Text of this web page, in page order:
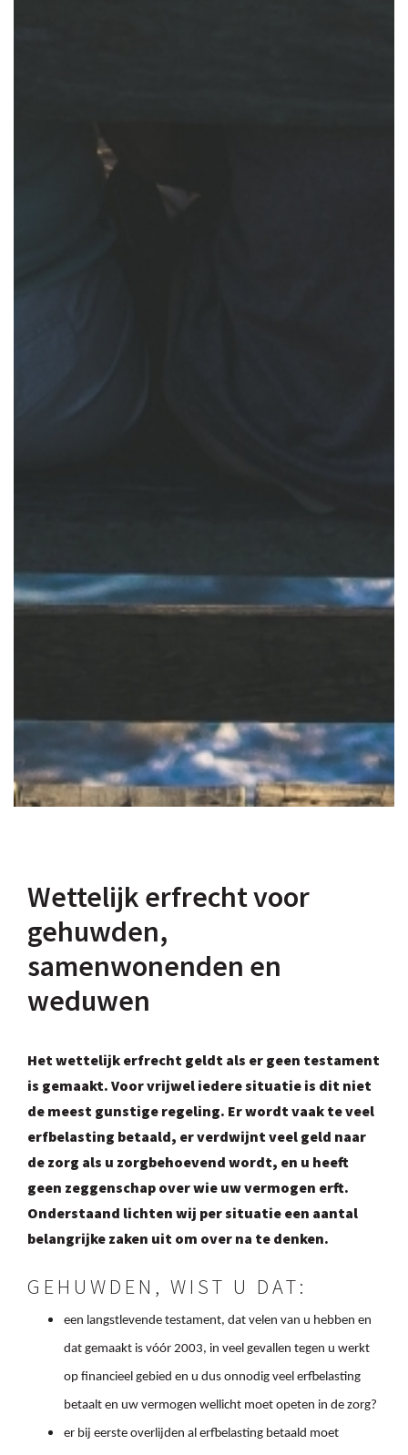
Wettelijk erfrecht voor
gehuwden,
samenwonenden en
weduwen
Het wettelijk erfrecht geldt als er geen testament
is gemaakt. Voor vrijwel iedere situatie is dit niet
de meest gunstige regeling. Er wordt vaak te veel
erfbelasting betaald, er verdwijnt veel geld naar
de zorg als u zorgbehoevend wordt, en u heeft
geen zeggenschap over wie uw vermogen erft.
Onderstaand lichten wij per situatie een aantal
belangrijke zaken uit om over na te denken.
GEHUWDEN, WIST U DAT:
een langstlevende testament, dat velen van u hebben en
dat gemaakt is vóór 2003, in veel gevallen tegen u werkt
op financieel gebied en u dus onnodig veel erfbelasting
betaalt en uw vermogen wellicht moet opeten in de zorg?
er bij eerste overlijden al erfbelasting betaald moet